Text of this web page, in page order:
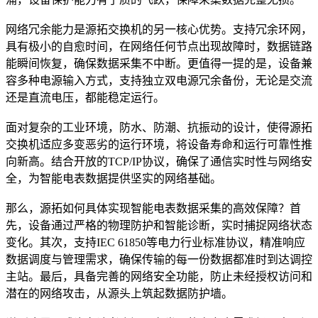
网络冗余能力是源拓交换机的另一核心优势。支持冗余环网，
具有极小的自愈时间，在网络任何节点出现故障时，数据链路
能瞬间恢复，确保数据采集不中断。更值得一提的是，设备兼
容多种电源输入方式，支持独立双电源冗余备份，无论是交流
还是直流电压，都能稳定运行。
面对复杂的工业环境，防水、防潮、抗振动的设计，使得源拓
交换机适应多变恶劣的运行环境，将设备寿命和运行可靠性推
向新高。结合开放的TCP/IP协议，确保了通信实时性与网络安
全，为智能电表数据提供坚实的网络基础。
那么，源拓如何具体实现智能电表数据采集的高效保障？首
先，设备通过严格的物理防护和智能诊断，实时捕捉网络状态
变化。其次，支持IEC 61850等电力行业标准协议，精准响应
数据调度与管理需求，确保传输的每一份数据都准时到达调控
主站。最后，具备完善的网络安全功能，防止未经授权访问和
潜在的网络攻击，从源头上筑起数据防护墙。